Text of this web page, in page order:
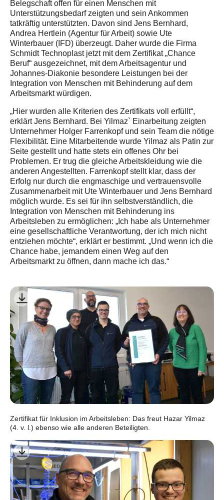
Belegschaft offen für einen Menschen mit
Unterstützungsbedarf zeigten und sein Ankommen
tatkräftig unterstützten. Davon sind Jens Bernhard,
Andrea Hertlein (Agentur für Arbeit) sowie Ute
Winterbauer (IFD) überzeugt. Daher wurde die Firma
Schmidt Technoplast jetzt mit dem Zertifikat „Chance
Beruf“ ausgezeichnet, mit dem Arbeitsagentur und
Johannes-Diakonie besondere Leistungen bei der
Integration von Menschen mit Behinderung auf dem
Arbeitsmarkt würdigen.
„Hier wurden alle Kriterien des Zertifikats voll erfüllt“,
erklärt Jens Bernhard. Bei Yilmaz` Einarbeitung zeigten
Unternehmer Holger Farrenkopf und sein Team die nötige
Flexibilität. Eine Mitarbeitende wurde Yilmaz als Patin zur
Seite gestellt und hatte stets ein offenes Ohr bei
Problemen. Er trug die gleiche Arbeitskleidung wie die
anderen Angestellten. Farrenkopf stellt klar, dass der
Erfolg nur durch die engmaschige und vertrauensvolle
Zusammenarbeit mit Ute Winterbauer und Jens Bernhard
möglich wurde. Es sei für ihn selbstverständlich, die
Integration von Menschen mit Behinderung ins
Arbeitsleben zu ermöglichen: „Ich habe als Unternehmer
eine gesellschaftliche Verantwortung, der ich mich nicht
entziehen möchte“, erklärt er bestimmt. „Und wenn ich die
Chance habe, jemandem einen Weg auf den
Arbeitsmarkt zu öffnen, dann mache ich das.“
Zertifikat für Inklusion im Arbeitsleben: Das freut Hazar Yilmaz
(4. v. l.) ebenso wie alle anderen Beteiligten.